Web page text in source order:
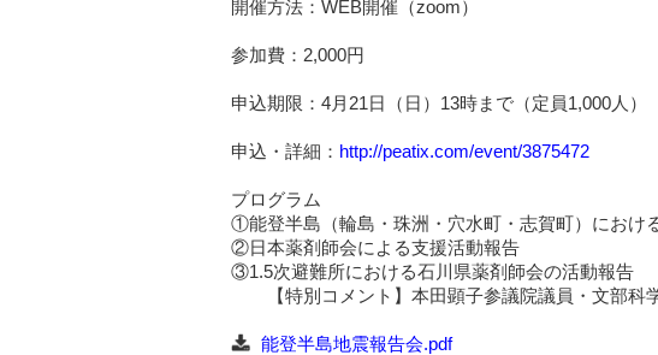
開催方法：WEB開催（zoom）
参加費：2,000円
申込期限：4月21日（日）13時まで（定員1,000人）
申込・詳細： http://peatix.com/event/3875472
プログラム
①能登半島（輪島・珠洲・穴水町・志賀町）におけ
②日本薬剤師会による支援活動報告
③1.5次避難所における石川県薬剤師会の活動報告
【特別コメント】本田顕子参議院議員・文部科
能登半島地震報告会.pdf